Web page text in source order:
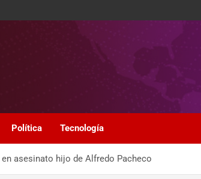
Política Tecnología
asesinato hijo de Alfredo Pacheco